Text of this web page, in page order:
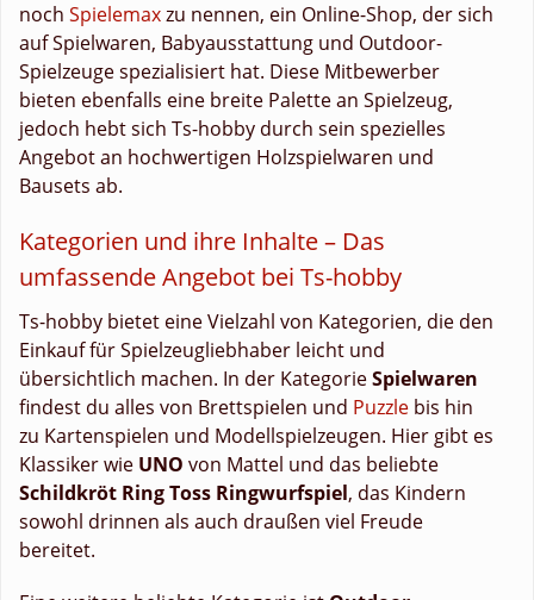
noch Spielemaxzu nennen, ein Online-Shop, der sich
auf Spielwaren, Babyausstattung und Outdoor-
Spielzeuge spezialisiert hat. Diese Mitbewerber
bieten ebenfalls eine breite Palette an Spielzeug,
jedoch hebt sich Ts-hobby durch sein spezielles
Angebot an hochwertigen Holzspielwaren und
Bausets ab.
Kategorien und ihre Inhalte – Das
umfassende Angebot bei Ts-hobby
Ts-hobby bietet eine Vielzahl von Kategorien, die den
Einkauf für Spielzeugliebhaber leicht und
übersichtlich machen. In der KategorieSpielwaren
findest du alles von Brettspielen und Puzzle bis hin
zu Kartenspielen und Modellspielzeugen. Hier gibt es
Klassiker wie UNO von Mattel und das beliebte
Schildkröt Ring Toss Ringwurfspiel, das Kindern
sowohl drinnen als auch draußen viel Freude
bereitet.